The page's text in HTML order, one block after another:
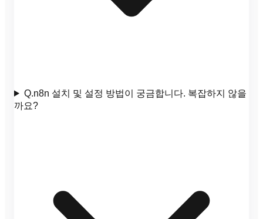
Q.n8n 설치 및 설정 방법이 궁금합니다. 복잡하지 않을
까요?